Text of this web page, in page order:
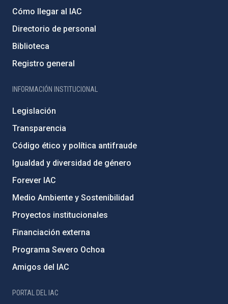
Cómo llegar al IAC
Directorio de personal
Biblioteca
Registro general
INFORMACIÓN INSTITUCIONAL
Legislación
Transparencia
Código ético y política antifraude
Igualdad y diversidad de género
Forever IAC
Medio Ambiente y Sostenibilidad
Proyectos institucionales
Financiación externa
Programa Severo Ochoa
Amigos del IAC
PORTAL DEL IAC